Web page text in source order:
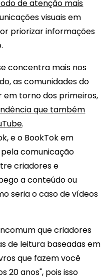
de atenção mais
visuais em
priorizar informações
concentra mais nos
as comunidades do
em torno dos primeiros,
que também
.
e o BookTok em
comunicação
criadores e
a conteúdo ou
seria o caso de vídeos
que criadores
de leitura baseadas em
que fazem você
20 anos", pois isso